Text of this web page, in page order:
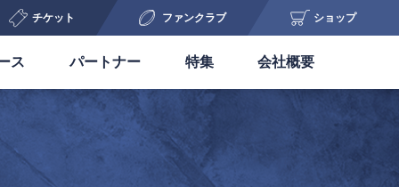
チケット ファンクラブ ショップ
ス パートナー 特集 会社概要